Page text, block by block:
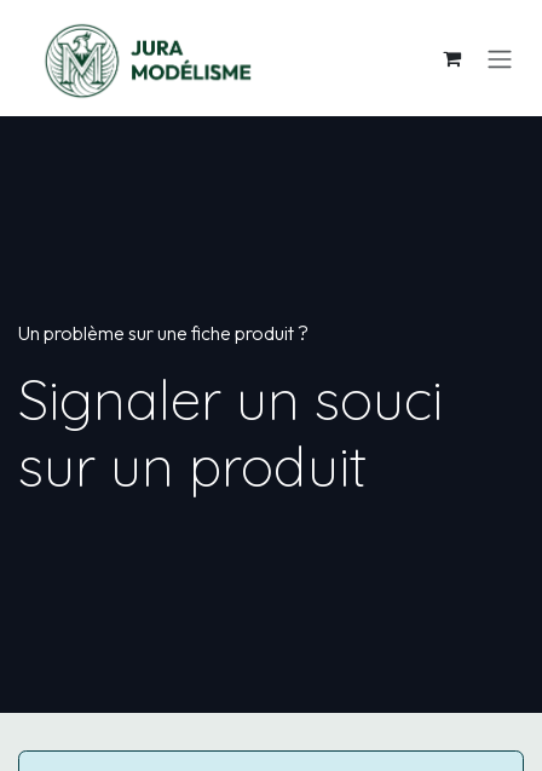
Un problème sur une fiche produit ?
Signaler un souci
sur un produit